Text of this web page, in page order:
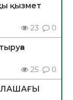
қызмет
23 0
25 0